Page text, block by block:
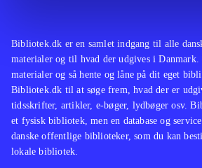
Bibliotek.dk er en samlet indgang til alle
materialer og til hvad der udgives i
materialer og så hente og låne på dit eget
Bibliotek.dk til at søge frem, hvad der er
tidsskrifter, artikler, e-bøger, lydbøger osv.
et fysisk bibliotek, men en database og
danske offentlige biblioteker, som du kan
lokale bibliotek.